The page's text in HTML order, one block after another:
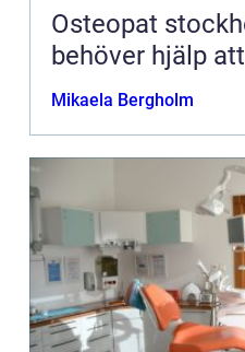
Osteopat stockholm när
behöver hjälp
Mikaela Bergholm